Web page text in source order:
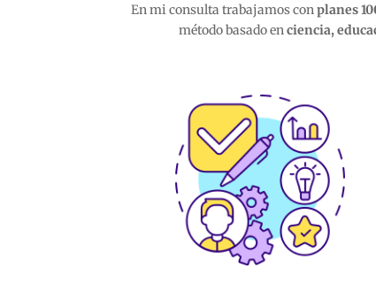
En mi consulta trabajamos conplanes
método basado enciencia,